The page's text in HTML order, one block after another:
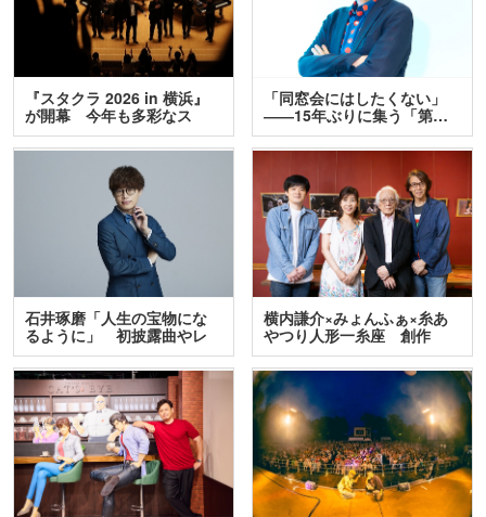
『スタクラ 2026 in 横浜』
が開幕 今年も多彩なス
テ…
「同窓会にはしたくない」
――15年ぶりに集う「第…
石井琢磨「人生の宝物にな
るように」 初披露曲やレ
ア…
横内謙介×みょんふぁ×糸あ
やつり人形一糸座 創作
人…